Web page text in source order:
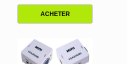
ACHETER